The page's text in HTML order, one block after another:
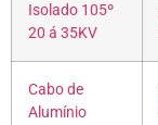
Isolado 105º
20 á 35KV
Cabo de
Alumínio